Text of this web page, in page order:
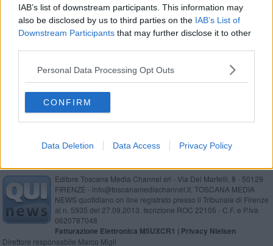
IAB’s list of downstream participants. This information may
also be disclosed by us to third parties on the IAB’s List of
Downstream Participants that may further disclose it to other
Personal Data Processing Opt Outs
CONFIRM
Data Deletion Data Access Privacy Policy
Sicurezza sul lavoro, formazione per le imprese
Disarmo, convegno internazionale e tavolo
rotonda
Terapia forestale, avanti col progetto di ricerca
Cinque trombe marine in dieci anni, caso studio
Editore Toscana Media Channel srl - Via Dei Martelli, 8 - 50129
FIRENZE - info@toscanamediachannel.it. TOSCANA MEDIA
NEWS quotidiano on line registrato presso il Tribunale di Firenze
al n. 5935 del 27.09.2013. Iscrizione ROC 22105 - C.F. e P.Iva
0620787048
Fatturazione Elettronica M5UXCR1 | Privacy Nielsen
Direttore responsabile Marco Migli